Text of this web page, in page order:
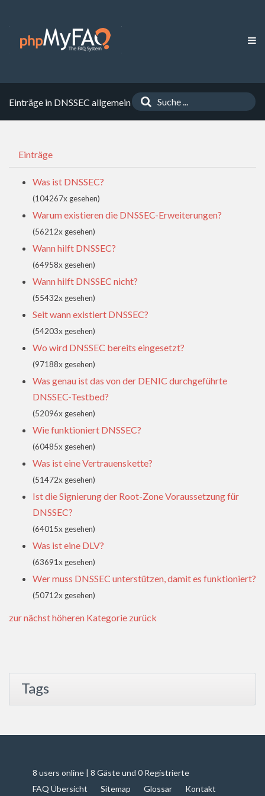
Einträge in DNSSEC allgemein
Einträge
Was ist DNSSEC?
(104267x gesehen)
Warum existieren die DNSSEC-Erweiterungen?
(56212x gesehen)
Wann hilft DNSSEC?
(64958x gesehen)
Wann hilft DNSSEC nicht?
(55432x gesehen)
Seit wann existiert DNSSEC?
(54203x gesehen)
Wo wird DNSSEC bereits eingesetzt?
(97188x gesehen)
Was genau ist das von der DENIC durchgeführte
DNSSEC-Testbed?
(52096x gesehen)
Wie funktioniert DNSSEC?
(60485x gesehen)
Was ist eine Vertrauenskette?
(51472x gesehen)
Ist die Signierung der Root-Zone Voraussetzung für
DNSSEC?
(64015x gesehen)
Was ist eine DLV?
(63691x gesehen)
Wer muss DNSSEC unterstützen, damit es funktioniert?
(50712x gesehen)
zur nächst höheren Kategorie zurück
Tags
8 users online | 8 Gäste und 0 Registrierte
FAQ Übersicht
Sitemap Glossar Kontakt